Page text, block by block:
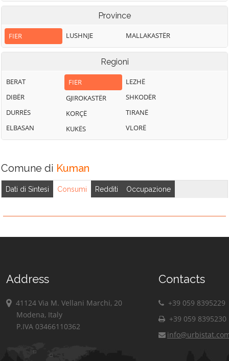
Province
FIER LUSHNJE MALLAKASTËR
Regioni
BERAT
DIBËR
DURRËS
ELBASAN
FIER
GJIROKASTËR
KORÇË
KUKËS
LEZHË
SHKODËR
TIRANË
VLORË
Comune di Kuman
Dati di Sintesi Consumi Redditi Occupazione
Address
41124 Via M. Vellani Marchi, 20
Modena, Italy
P.IVA 03466110362
Contacts
+39 059 8395229
+39 059 8395230